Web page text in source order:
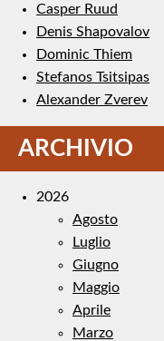
Casper Ruud
Denis Shapovalov
Dominic Thiem
Stefanos Tsitsipas
Alexander Zverev
ARCHIVIO
2026
Agosto
Luglio
Giugno
Maggio
Aprile
Marzo